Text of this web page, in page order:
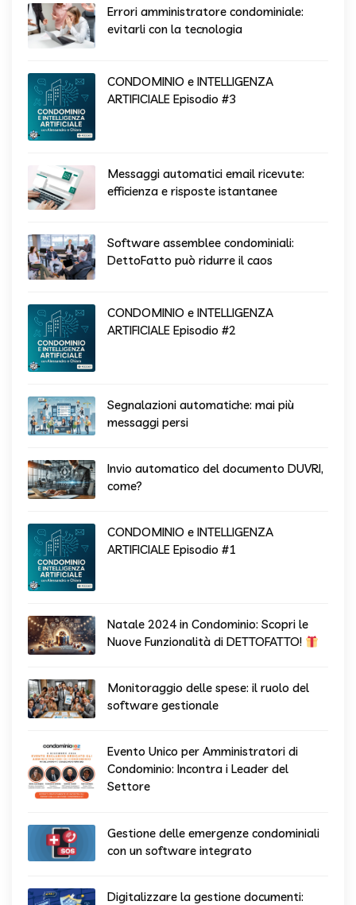
Errori amministratore condominiale:
evitarli con la tecnologia
CONDOMINIO e INTELLIGENZA
ARTIFICIALE Episodio #3
Messaggi automatici email ricevute:
efficienza e risposte istantanee
Software assemblee condominiali:
DettoFatto può ridurre il caos
CONDOMINIO e INTELLIGENZA
ARTIFICIALE Episodio #2
Segnalazioni automatiche: mai più
messaggi persi
Invio automatico del documento DUVRI,
come?
CONDOMINIO e INTELLIGENZA
ARTIFICIALE Episodio #1
Natale 2024 in Condominio: Scopri le
Nuove Funzionalità di DETTOFATTO!
Monitoraggio delle spese: il ruolo del
software gestionale
Evento Unico per Amministratori di
Condominio: Incontra i Leader del
Settore
Gestione delle emergenze condominiali
con un software integrato
Digitalizzare la gestione documenti: